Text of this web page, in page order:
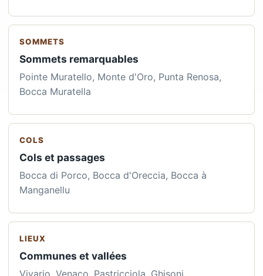
SOMMETS
Sommets remarquables
Pointe Muratello, Monte d'Oro, Punta Renosa,
Bocca Muratella
COLS
Cols et passages
Bocca di Porco, Bocca d'Oreccia, Bocca à
Manganellu
LIEUX
Communes et vallées